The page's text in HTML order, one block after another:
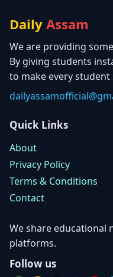
Daily Assam
We are providing
By giving students
to make every
Quick Links
About
Privacy Policy
Terms & Conditions
Contact
We share educational
platforms.
Follow us